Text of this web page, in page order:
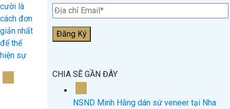
cười là
cách đơn
giản nhất
để thể
hiện sự
CHIA SẼ GẦN ĐÂY
NSND Minh Hằng dán sứ veneer tại Nha